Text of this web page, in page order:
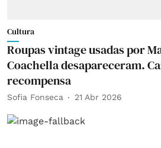
Cultura
Roupas vintage usadas por
Coachella desapareceram.
recompensa
Sofia Fonseca 21 Abr 2026